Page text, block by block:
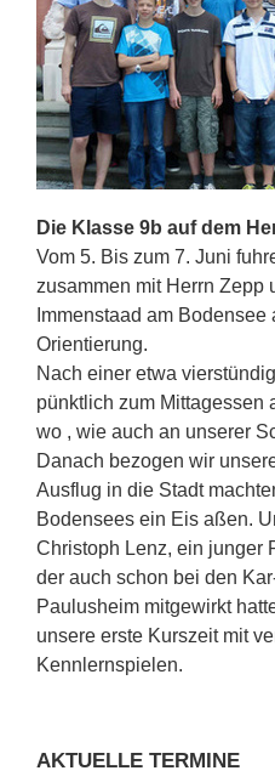
Die Klasse 9b auf dem
Vom 5. Bis zum 7. Juni
zusammen mit Herrn Zepp
Immenstaad am Bodensee
Orientierung.
Nach einer etwa
pünktlich zum Mittagessen
wo , wie auch an unserer
Danach bezogen wir
Ausflug in die Stadt
Bodensees ein Eis aßen.
Christoph Lenz, ein junger
der auch schon bei den
Paulusheim mitgewirkt
unsere erste Kurszeit mit
Kennlernspielen.
AKTUELLE TERMINE